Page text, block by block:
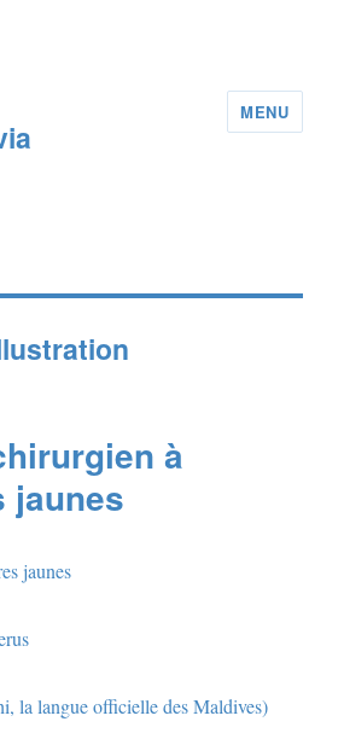
MENU
à
jaunes
la langue officielle des Maldives)